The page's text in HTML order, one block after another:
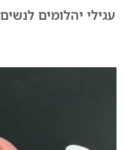
עגילי יהלומים לנשים 2 קראט (זהב לבן / אדום / צהוב)